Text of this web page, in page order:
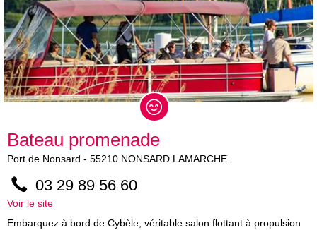
Bateau promenade
Port de Nonsard - 55210 NONSARD LAMARCHE
03 29 89 56 60
Voir le site
Embarquez à bord de Cybèle, véritable salon flottant à propulsion